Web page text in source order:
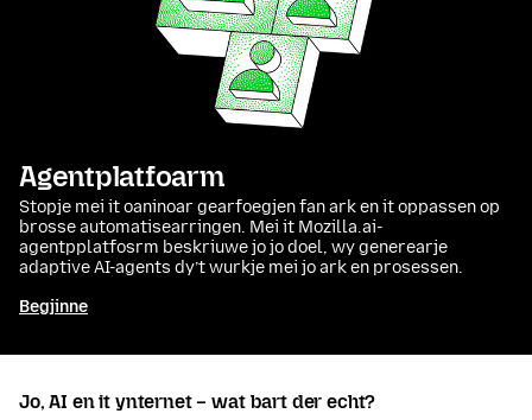
Agentplatfoarm
Stopje mei it oaninoar gearfoegjen fan ark en it oppassen op
brosse automatisearringen. Mei it Mozilla.ai-
agentpplatfosrm beskriuwe jo jo doel, wy generearje
adaptive AI-agents dy’t wurkje mei jo ark en prosessen.
Begjinne
Jo, AI en it ynternet – wat bart der echt?